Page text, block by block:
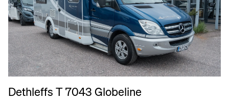
Dethleffs T 7043 Globeline